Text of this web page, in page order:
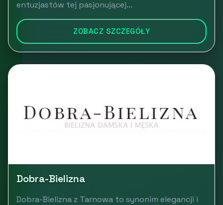
entuzjastów tej pasjonującej...
ZOBACZ SZCZEGÓŁY
Dobra-Bielizna
Dobra-Bielizna z Tarnowa to synonim elegancji i